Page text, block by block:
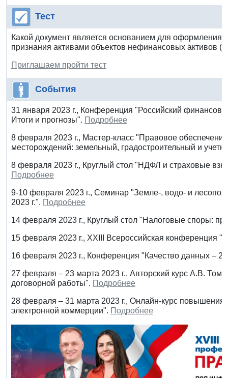
Тест
Какой документ является основанием для
признания активами объектов нефинансовых активов
Приглашаем пройти тест
События
31 января 2023 г., Конференция "Российский
Итоги и прогнозы". Подробнее
8 февраля 2023 г., Мастер-класс "Правовое
месторождений: земельный, градостроительный и
8 февраля 2023 г., Круглый стол "НДФЛ и страховые
Подробнее
9-10 февраля 2023 г., Семинар "Земле-, водо- и
2023 г.". Подробнее
14 февраля 2023 г., Круглый стол "Налоговые споры:
15 февраля 2023 г., XXIII Всероссийская конференция
16 февраля 2023 г., Конференция "Качество данных –
27 февраля – 23 марта 2023 г., Авторский курс А.В.
договорной работы". Подробнее
28 февраля – 31 марта 2023 г., Онлайн-курс
электронной коммерции". Подробнее